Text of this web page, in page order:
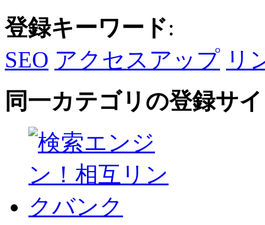
登録キーワード:
SEO アクセスアップ リ
同一カテゴリの登録サ